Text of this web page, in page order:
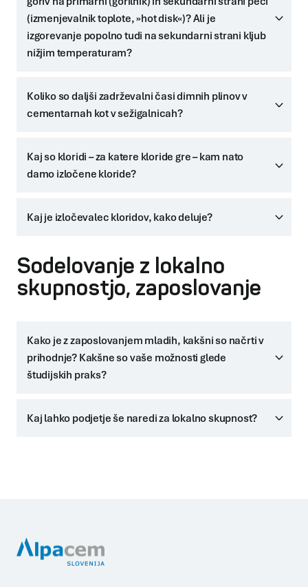
(izmenjevalnik toplote, »hot disk«)? Ali je
izgorevanje popolno tudi na sekundarni strani kljub
nižjim temperaturam?
Koliko so daljši zadrževalni časi dimnih plinov v
cementarnah kot v sežigalnicah?
Kaj so kloridi – za katere kloride gre – kam nato
damo izločene kloride?
Kaj je izločevalec kloridov, kako deluje?
Sodelovanje z lokalno
skupnostjo, zaposlovanje
Kako je z zaposlovanjem mladih, kakšni so načrti v
prihodnje? Kakšne so vaše možnosti glede
študijskih praks?
Kaj lahko podjetje še naredi za lokalno skupnost?